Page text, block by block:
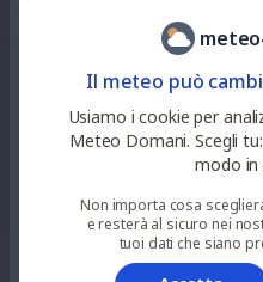
UV 6
35
0%
UV 4
33° UV 1
meteo
Il meteo può
Usiamo i cookie per
Meteo Domani. Scegli
modo in
Non importa cosa
e resterà al sicuro nei
tuoi dati che siano